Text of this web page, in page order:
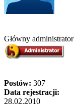
Główny administrator
Postów: 307
Data rejestracji:
28.02.2010